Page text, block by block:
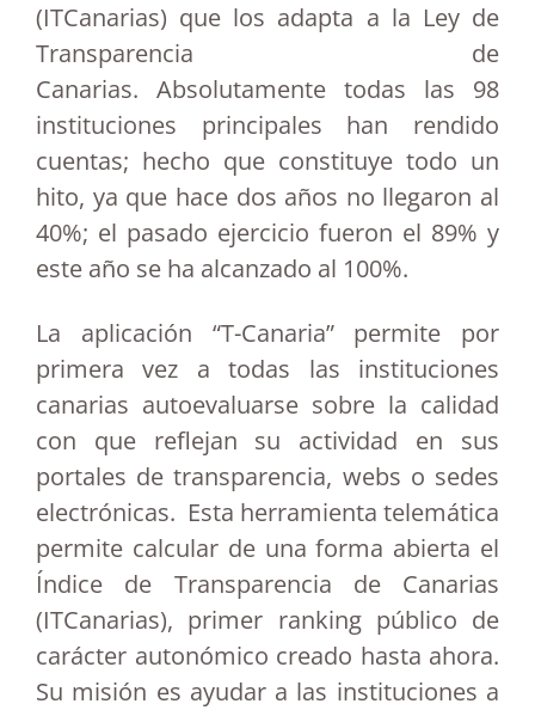
(ITCanarias) que los adapta a la Ley de
Transparencia de
Canarias. Absolutamente todas las 98
instituciones principales han rendido
cuentas; hecho que constituye todo un
hito, ya que hace dos años no llegaron al
40%; el pasado ejercicio fueron el 89% y
este año se ha alcanzado al 100%.
La aplicación “T-Canaria” permite por
primera vez a todas las instituciones
canarias autoevaluarse sobre la calidad
con que reflejan su actividad en sus
portales de transparencia, webs o sedes
electrónicas. Esta herramienta telemática
permite calcular de una forma abierta el
Índice de Transparencia de Canarias
(ITCanarias), primer ranking público de
carácter autonómico creado hasta ahora.
Su misión es ayudar a las instituciones a